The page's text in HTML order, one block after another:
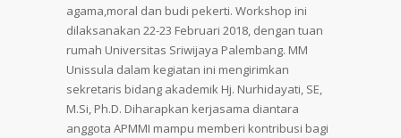
agama,moral dan budi pekerti. Workshop ini
dilaksanakan 22-23 Februari 2018, dengan tuan
rumah Universitas Sriwijaya Palembang. MM
Unissula dalam kegiatan ini mengirimkan
sekretaris bidang akademik Hj. Nurhidayati, SE,
M.Si, Ph.D. Diharapkan kerjasama diantara
anggota APMMI mampu memberi kontribusi bagi